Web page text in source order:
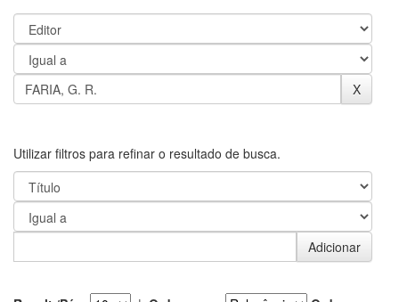
Utilizar filtros para refinar o resultado de busca.